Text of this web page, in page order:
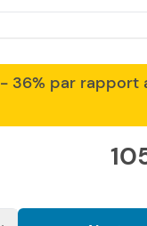
- 36% par rapport